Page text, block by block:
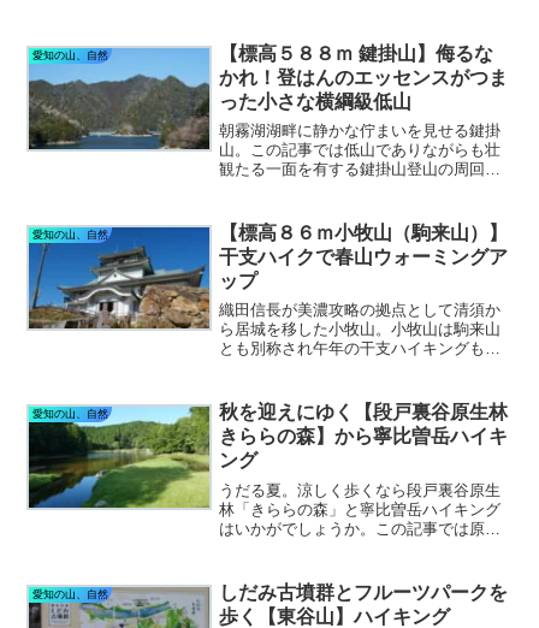
道ハイキングへご招待します。
愛知の山、自然
【標高５８８ｍ 鍵掛山】侮るな
かれ！登はんのエッセンスがつま
った小さな横綱級低山
朝霧湖湖畔に静かな佇まいを見せる鍵掛
山。この記事では低山でありながらも壮
観たる一面を有する鍵掛山登山の周回ル
肝心！朝霧湖周辺の見どころについても
紹介しています。
愛知の山、自然
【標高８６ｍ小牧山（駒来山）】
干支ハイクで春山ウォーミングア
ップ
織田信長が美濃攻略の拠点として清須か
ら居城を移した小牧山。小牧山は駒来山
とも別称され午年の干支ハイキングも可
ります。春山ハイクの足慣らしにもぴっ
たりの山です。
愛知の山、自然
秋を迎えにゆく【段戸裏谷原生林
きららの森】から寧比曽岳ハイキ
ング
うだる夏。涼しく歩くなら段戸裏谷原生
林「きららの森」と寧比曽岳ハイキング
はいかがでしょうか。この記事では原生
す！
愛知の山、自然
しだみ古墳群とフルーツパークを
歩く【東谷山】ハイキング